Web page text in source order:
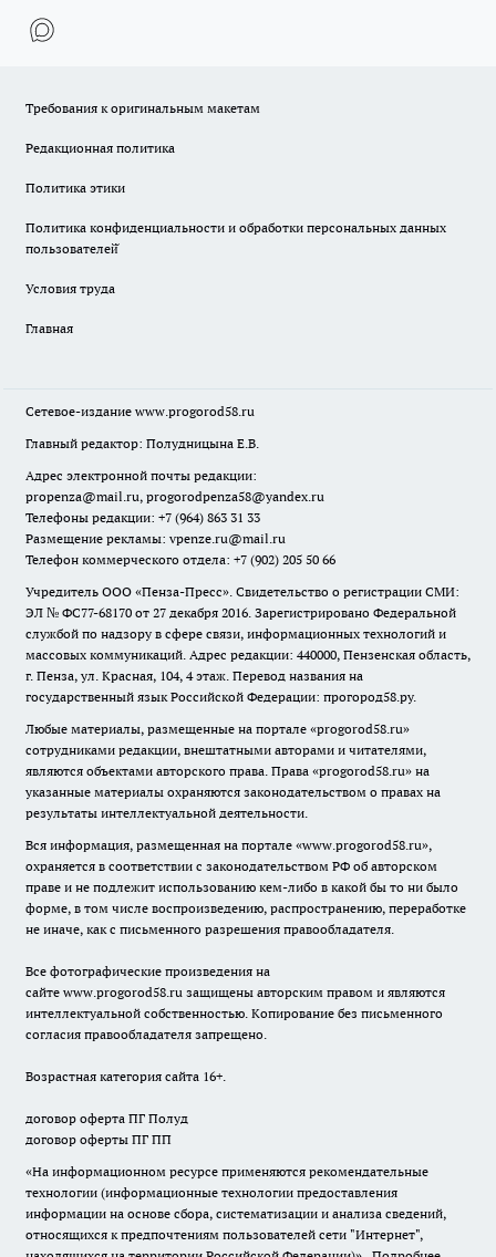
Требования к оригинальным макетам
Редакционная политика
Политика этики
Политика конфиденциальности и обработки персональных данных
пользователей̆
Условия труда
Главная
Сетевое-издание www.progorod58.ru
Главный редактор: Полудницына Е.В.
Адрес электронной почты редакции:
propenza@mail.ru, progorodpenza58@yandex.ru
Телефоны редакции: +7 (964) 863 31 33
Размещение рекламы: vpenze.ru@mail.ru
Телефон коммерческого отдела: +7 (902) 205 50 66
Учредитель ООО «Пенза-Пресс». Свидетельство о регистрации СМИ:
ЭЛ № ФС77-68170 от 27 декабря 2016. Зарегистрировано Федеральной
службой по надзору в сфере связи, информационных технологий и
массовых коммуникаций. Адрес редакции: 440000, Пензенская область,
г. Пенза, ул. Красная, 104, 4 этаж. Перевод названия на
государственный язык Российской Федерации: прогород58.ру.
Любые материалы, размещенные на портале «progorod58.ru»
сотрудниками редакции, внештатными авторами и читателями,
являются объектами авторского права. Права «progorod58.ru» на
указанные материалы охраняются законодательством о правах на
результаты интеллектуальной деятельности.
Вся информация, размещенная на портале «www.progorod58.ru»,
охраняется в соответствии с законодательством РФ об авторском
праве и не подлежит использованию кем-либо в какой бы то ни было
форме, в том числе воспроизведению, распространению, переработке
не иначе, как с письменного разрешения правообладателя.
Все фотографические произведения на
сайте www.progorod58.ru защищены авторским правом и являются
интеллектуальной собственностью. Копирование без письменного
согласия правообладателя запрещено.
Возрастная категория сайта 16+.
договор оферта ПГ Полуд
договор оферты ПГ ПП
«На информационном ресурсе применяются рекомендательные
технологии (информационные технологии предоставления
информации на основе сбора, систематизации и анализа сведений,
относящихся к предпочтениям пользователей сети "Интернет",